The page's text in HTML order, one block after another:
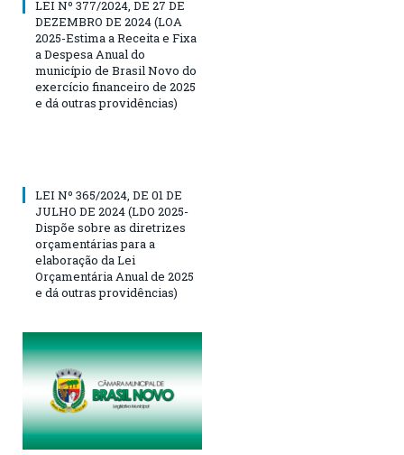
LEI Nº 377/2024, DE 27 DE
DEZEMBRO DE 2024 (LOA
2025-Estima a Receita e Fixa
a Despesa Anual do
município de Brasil Novo do
exercício financeiro de 2025
e dá outras providências)
LEI Nº 365/2024, DE 01 DE
JULHO DE 2024 (LDO 2025-
Dispõe sobre as diretrizes
orçamentárias para a
elaboração da Lei
Orçamentária Anual de 2025
e dá outras providências)